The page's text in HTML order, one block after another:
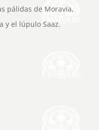
pálidas de Moravia,
y el lúpulo Saaz.